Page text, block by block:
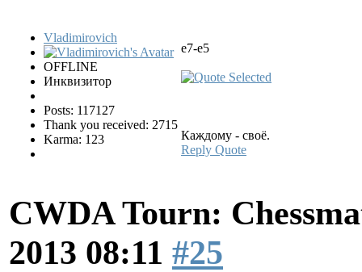
Vladimirovich
OFFLINE
Инквизитор
Posts: 117127
Thank you received: 2715
Karma: 123
e7-e5
Каждому - своё.
Reply Quote
CWDA Tourn:
2013 08:11 #25